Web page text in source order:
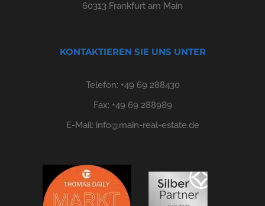
60313 Frankfurt am Main
KONTAKTIEREN SIE UNS UNTER
Telefon: +49 69 288430
Fax: +49 69 288989
E-Mail: info@main-real-estate.de